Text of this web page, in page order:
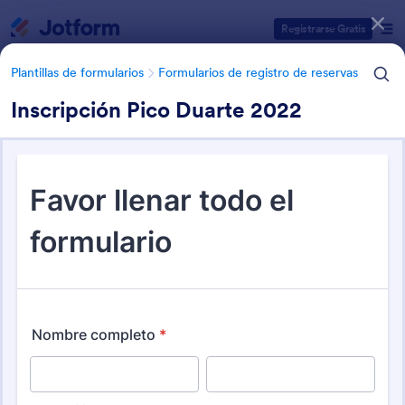
Registrarse Gratis
Plantillas de formularios Formularios de registro de reservas
Inscripción Pico Duarte 2022
Plantillas de formularios Formularios de registro de reservas
Formularios de reserva de
viajes
10 Plantillas
Categorías de plantillas de formulario